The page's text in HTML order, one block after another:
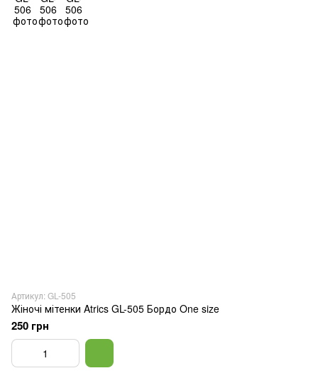
Артикул: GL-505
Жіночі мітенки Atrics GL-505 Бордо One size
250 грн